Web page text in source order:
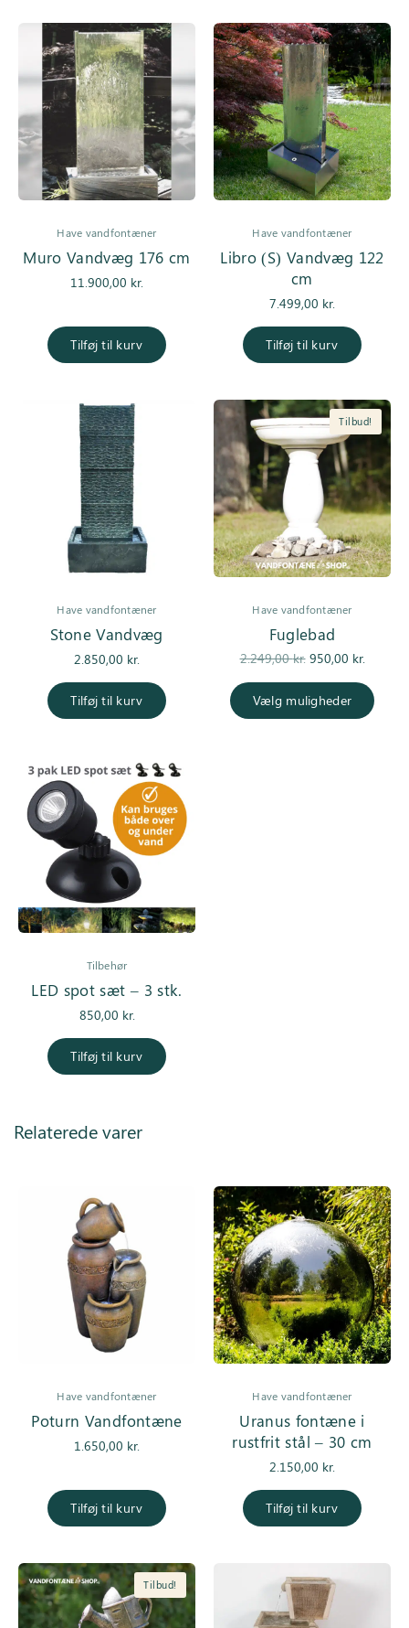
Have vandfontæner
Muro Vandvæg 176 cm
11.900,00 kr.
Tilføj til kurv
Have vandfontæner
Libro (S) Vandvæg 122
cm
7.499,00 kr.
Tilføj til kurv
Have vandfontæner
Stone Vandvæg
2.850,00 kr.
Tilføj til kurv
Tilbud!
Have vandfontæner
Fuglebad
2.249,00kr.
Den
pris var:
2.249,00 kr..
950,00 kr.
pris
950,00
Vælg muligheder
Tilbehør
LED spot sæt – 3 stk.
850,00 kr.
Tilføj til kurv
Relaterede varer
Have vandfontæner
Poturn Vandfontæne
1.650,00 kr.
Tilføj til kurv
Have vandfontæner
Uranus fontæne i
rustfrit stål – 30 cm
2.150,00 kr.
Tilføj til kurv
Tilbud!